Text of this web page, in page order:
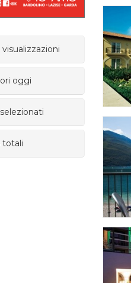
visualizzazioni
oggi
totali